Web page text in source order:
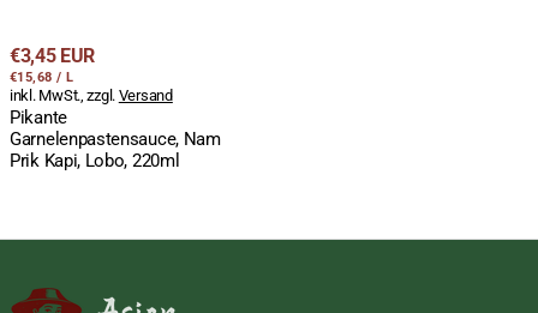
Regulärer
Preis
€3,45 EUR
STÜCKPREIS
€15,68 / PRO
L
inkl. MwSt., zzgl. Versand
Pikante
Garnelenpastensauce, Nam
Prik Kapi, Lobo, 220ml